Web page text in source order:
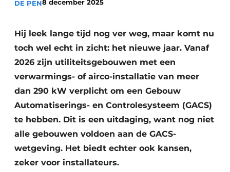
Vacatures
Video’s
DE PEN8 december 2025
Hij leek lange tijd nog ver weg, maar komt nu
toch wel echt in zicht: het nieuwe jaar. Vanaf
2026 zijn utiliteitsgebouwen met een
verwarmings- of airco-installatie van meer
dan 290 kW verplicht om een Gebouw
Automatiserings- en Controlesysteem (GACS)
te hebben. Dit is een uitdaging, want nog niet
alle gebouwen voldoen aan de GACS-
wetgeving. Het biedt echter ook kansen,
zeker voor installateurs.